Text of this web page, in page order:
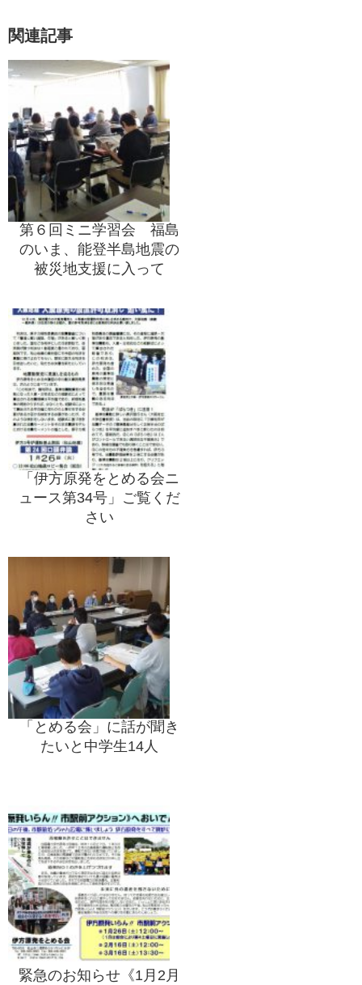
関連記事
第６回ミニ学習会 福島
のいま、能登半島地震の
被災地支援に入って
「伊方原発をとめる会ニ
ュース第34号」ご覧くだ
さい
「とめる会」に話が聞き
たいと中学生14人
緊急のお知らせ《1月2月